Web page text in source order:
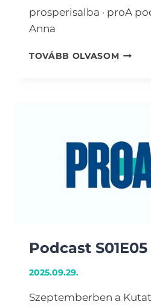
prosperisalba · proA
Anna
TOVÁBB OLVASOM
Podcast S01E05
2025.09.29.
Szeptemberben a